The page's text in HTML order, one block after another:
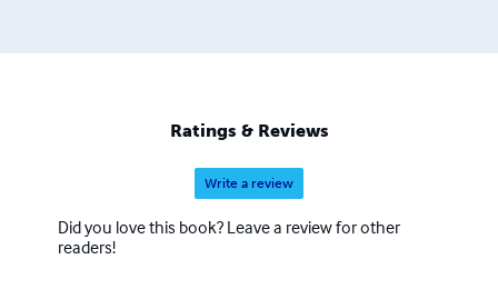
Ratings & Reviews
Write a review
Did you love this book? Leave a review for other
readers!